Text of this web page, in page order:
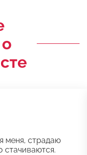
меня, страдаю
стачиваются.